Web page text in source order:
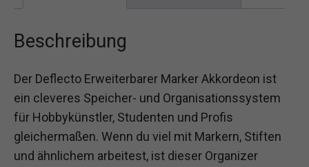
Beschreibung
Der Deflecto Erweiterbarer Marker Akkordeon ist
ein cleveres Speicher- und Organisationssystem
für Hobbykünstler, Studenten und Profis
gleichermaßen. Wenn du viel mit Markern, Stiften
und ähnlichem arbeitest, ist dieser Organizer